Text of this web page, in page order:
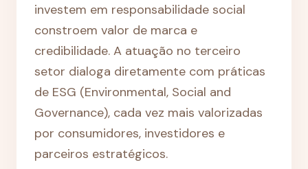
investem em responsabilidade social
constroem valor de marca e
credibilidade. A atuação no terceiro
setor dialoga diretamente com práticas
de ESG (Environmental, Social and
Governance), cada vez mais valorizadas
por consumidores, investidores e
parceiros estratégicos.